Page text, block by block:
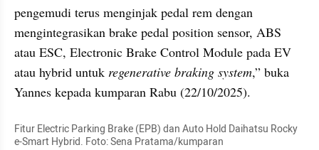
pengemudi terus menginjak pedal rem dengan
mengintegrasikan brake pedal position sensor, ABS
atau ESC, Electronic Brake Control Module pada EV
atau hybrid untuk regenerative braking system,” buka
Yannes kepada kumparan Rabu (22/10/2025).
Fitur Electric Parking Brake (EPB) dan Auto Hold Daihatsu Rocky
e-Smart Hybrid. Foto: Sena Pratama/kumparan